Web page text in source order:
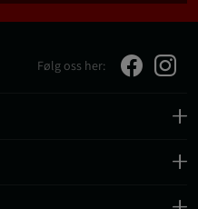
Følg oss her: